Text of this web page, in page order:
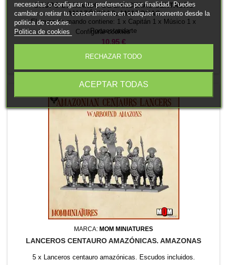
GRUPO DE MANDO DE LANCERAS CENTAURO
AMAZÓNICAS. AMAZONAS
El grupo de mando contiene: 1 x Capitán 1 x Músico 1 x
Portaestandarte
Precio
10,95 €
 Añadir al carrito
MARCA: MOM MINIATURES
LANCEROS CENTAURO AMAZÓNICAS. AMAZONAS
5 x Lanceros centauro amazónicas. Escudos incluidos.
necesarias o configurar tus preferencias por finalidad. Puedes
cambiar o retirar tu consentimiento en cualquier momento desde la
politica de cookies.
Politica de cookies
Configurar cookies
RECHAZAR TODO
ACEPTAR TODAS